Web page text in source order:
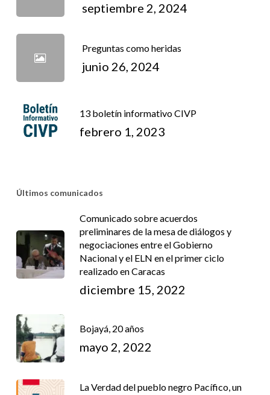
septiembre 2, 2024
Preguntas como heridas
junio 26, 2024
13 boletín informativo CIVP
febrero 1, 2023
Últimos comunicados
Comunicado sobre acuerdos
preliminares de la mesa de diálogos y
negociaciones entre el Gobierno
Nacional y el ELN en el primer ciclo
realizado en Caracas
diciembre 15, 2022
Bojayá, 20 años
mayo 2, 2022
La Verdad del pueblo negro Pacífico, un